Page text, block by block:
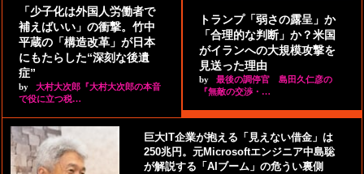
「少子化は外国人労働者で
補えばいい」の衝撃。竹中
平蔵の「構造改革」が日本
にもたらした“深刻な後遺
症”
by
大村大次郎『大村大次郎の本音
で役に立つ税…
トランプ「弱さの露呈」か
「合理的な判断」か？米国
がイランへの大規模攻撃を
見送った理由
by
最後の調停官 島田久仁彦の
『無敵の交渉・…
巨大IT企業が抱える「見えない借金」は
250兆円。元Microsoftエンジニア中島聡
が解説する「AIブーム」の危うい裏側